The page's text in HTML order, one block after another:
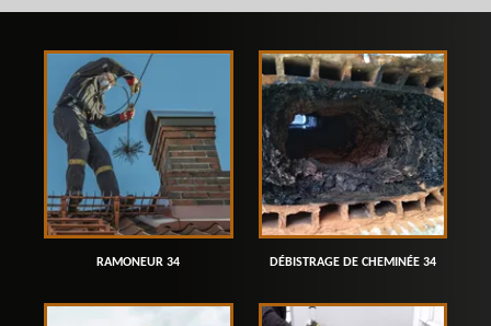
RAMONEUR 34 DÉBISTRAGE DE CHEMINÉE 34